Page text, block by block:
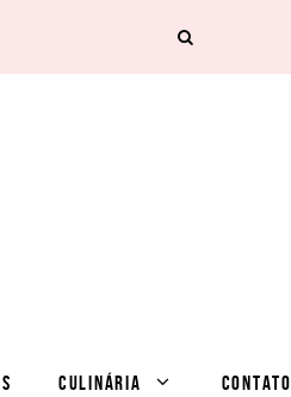
CULINÁRIA CONTATO